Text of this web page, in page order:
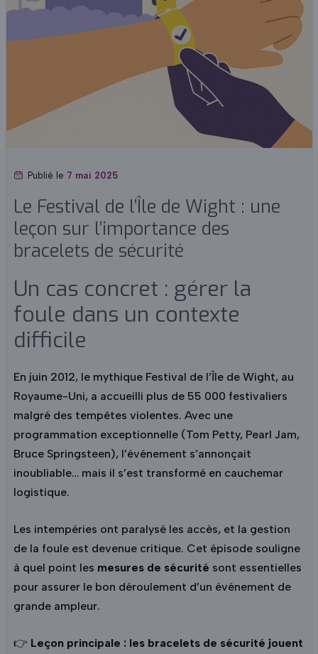
Publié le 7 mai 2025
Le Festival de l’Île de Wight : une
leçon sur l’importance des
bracelets de sécurité
Un cas concret : gérer la
foule dans un contexte
difficile
En juin 2012, le mythique Festival de l’Île de Wight, au
Royaume-Uni, a accueilli plus de 55 000 festivaliers
malgré des tempêtes violentes. Avec une
programmation exceptionnelle (Tom Petty, Pearl Jam,
Bruce Springsteen), l’événement s’annonçait
inoubliable… mais il s’est transformé en cauchemar
logistique.
Les intempéries ont paralysé les accès, et la gestion
de la foule est devenue critique. Cet épisode souligne
à quel point les mesures de sécurité sont essentielles
pour assurer le bon déroulement d’un événement de
grande ampleur.
👉 Leçon principale : les bracelets de sécurité jouent